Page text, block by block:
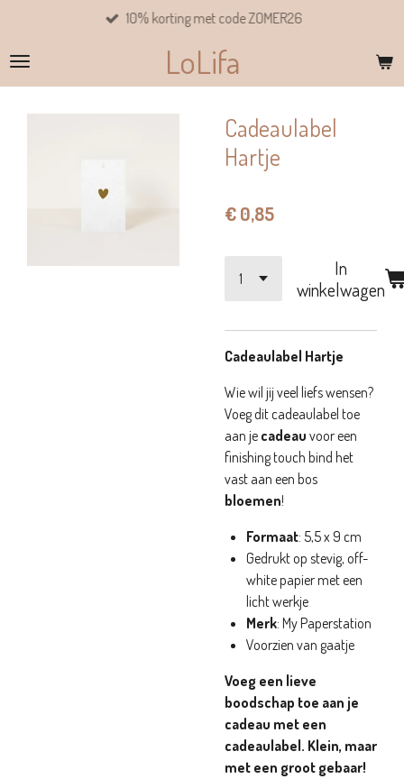
naar
de
LoLifa
10% korting met code ZOMER26
Cadeaulabel
Hartje
€ 0,85
In
winkelwagen
Cadeaulabel Hartje
Wie wil jij veel liefs wensen?
Voeg dit cadeaulabel toe
aan je cadeau voor een
finishing touch bind het
vast aan een bos
bloemen!
Formaat: 5,5 x 9 cm
Gedrukt op stevig, off-
white papier met een
licht werkje
Merk: My Paperstation
Voorzien van gaatje
Voeg een lieve
boodschap toe aan je
cadeau met een
cadeaulabel. Klein, maar
met een groot gebaar!